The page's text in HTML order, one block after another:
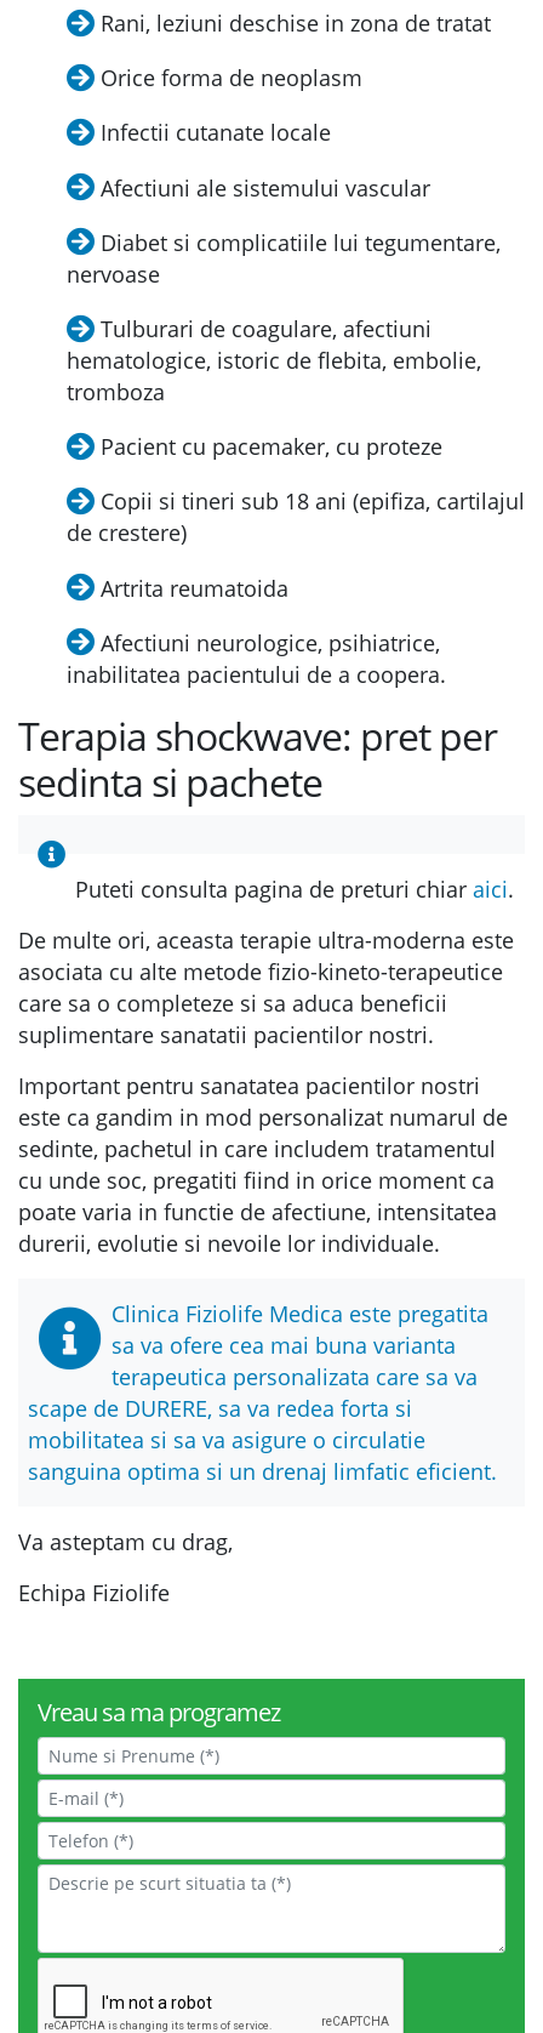
Rani, leziuni deschise in zona de tratat
Orice forma de neoplasm
Infectii cutanate locale
Afectiuni ale sistemului vascular
Diabet si complicatiile lui tegumentare,
nervoase
Tulburari de coagulare, afectiuni
hematologice, istoric de flebita, embolie,
tromboza
Pacient cu pacemaker, cu proteze
Copii si tineri sub 18 ani (epifiza, cartilajul
de crestere)
Artrita reumatoida
Afectiuni neurologice, psihiatrice,
inabilitatea pacientului de a coopera.
Terapia shockwave: pret per
sedinta si pachete
Puteti consulta pagina de preturi chiar aici.
De multe ori, aceasta terapie ultra-moderna este
asociata cu alte metode fizio-kineto-terapeutice
care sa o completeze si sa aduca beneficii
suplimentare sanatatii pacientilor nostri.
Important pentru sanatatea pacientilor nostri
este ca gandim in mod personalizat numarul de
sedinte, pachetul in care includem tratamentul
cu unde soc, pregatiti fiind in orice moment ca
poate varia in functie de afectiune, intensitatea
durerii, evolutie si nevoile lor individuale.
Clinica Fiziolife Medica este pregatita
sa va ofere cea mai buna varianta
terapeutica personalizata care sa va
scape de DURERE, sa va redea forta si
mobilitatea si sa va asigure o circulatie
sanguina optima si un drenaj limfatic eficient.
Va asteptam cu drag,
Echipa Fiziolife
Vreau sa ma programez